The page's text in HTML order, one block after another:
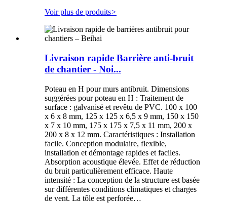
Voir plus de produits>
Livraison rapide Barrière anti-bruit
de chantier - Noi...
Poteau en H pour murs antibruit. Dimensions
suggérées pour poteau en H : Traitement de
surface : galvanisé et revêtu de PVC. 100 x 100
x 6 x 8 mm, 125 x 125 x 6,5 x 9 mm, 150 x 150
x 7 x 10 mm, 175 x 175 x 7,5 x 11 mm, 200 x
200 x 8 x 12 mm. Caractéristiques : Installation
facile. Conception modulaire, flexible,
installation et démontage rapides et faciles.
Absorption acoustique élevée. Effet de réduction
du bruit particulièrement efficace. Haute
intensité : La conception de la structure est basée
sur différentes conditions climatiques et charges
de vent. La tôle est perforée…